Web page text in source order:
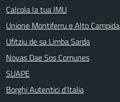
Calcola la tua IMU
Unione Montiferru e Alto
Ufitziu de sa Limba Sarda
Novas Dae Sos Comunes
SUAPE
Borghi Autentici d’Italia